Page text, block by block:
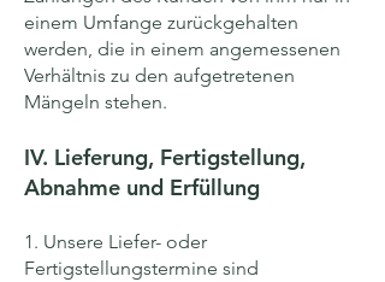
einem Umfange zurückgehalten
werden, die in einem angemessenen
Verhältnis zu den aufgetretenen
Mängeln stehen.
IV. Lieferung, Fertigstellung,
Abnahme und Erfüllung
1. Unsere Liefer- oder
Fertigstellungstermine sind